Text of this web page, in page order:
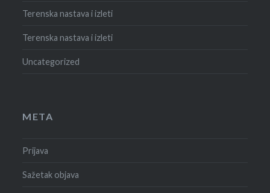
Terenska nastava i izleti
Terenska nastava i izleti
Uncategorized
META
Prijava
Sažetak objava